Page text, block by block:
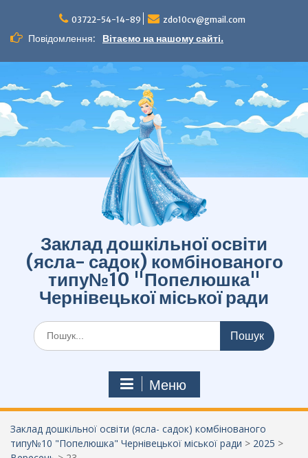
вмісту
03722-54-14-89 zdo10cv@gmail.com
Повідомлення: Вітаємо на нашому сайті.
Заклад дошкільної освіти
(ясла- садок) комбінованого
типу№10 "Попелюшка"
Чернівецької міської ради
Шукати:
Меню
Заклад дошкільної освіти (ясла- садок) комбінованого
типу№10 "Попелюшка" Чернівецької міської ради > 2025 >